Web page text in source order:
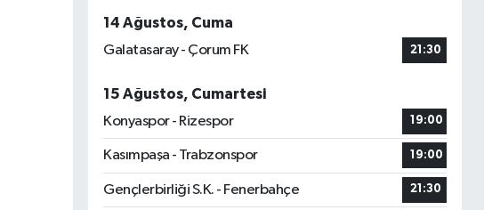
14 Ağustos, Cuma
Galatasaray - Çorum FK
21:30
15 Ağustos, Cumartesi
Konyaspor - Rizespor
19:00
Kasımpaşa - Trabzonspor 19:00
Gençlerbirliği S.K. - Fenerbahçe 21:30